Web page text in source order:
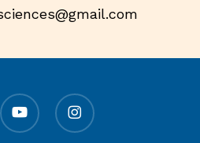
youtube instagram